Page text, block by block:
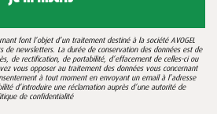
font l’objet d’un traitement destiné à la société AVOGEL
de newsletters. La durée de conservation des données est de
de rectification, de portabilité, d’effacement de celles-ci ou
vous opposer au traitement des données vous concernant
à tout moment en envoyant un email à l’adresse
d’introduire une réclamation auprès d’une autorité de
de confidentialité